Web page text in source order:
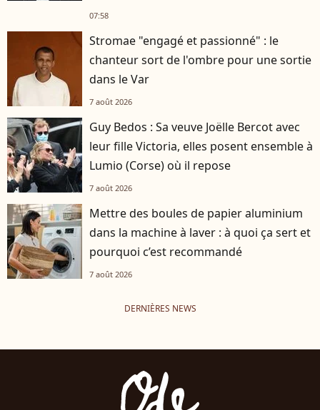
07:58
Stromae "engagé et passionné" : le
chanteur sort de l'ombre pour une sortie
dans le Var
7 août 2026
Guy Bedos : Sa veuve Joëlle Bercot avec
leur fille Victoria, elles posent ensemble à
Lumio (Corse) où il repose
7 août 2026
Mettre des boules de papier aluminium
dans la machine à laver : à quoi ça sert et
pourquoi c’est recommandé
7 août 2026
DERNIÈRES NEWS